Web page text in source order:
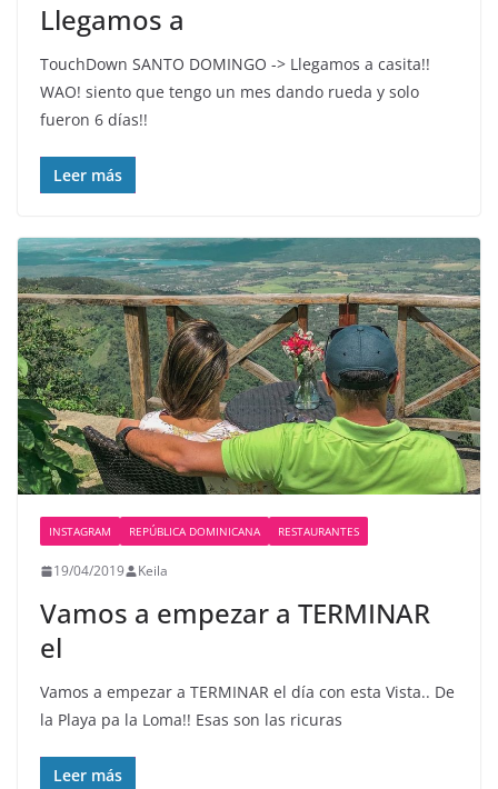
Llegamos a
TouchDown SANTO DOMINGO️ -> Llegamos a casita!!
WAO! siento que tengo un mes dando rueda y solo
fueron 6 días!!
Leer más
INSTAGRAM REPÚBLICA DOMINICANA RESTAURANTES
19/04/2019 Keila
Vamos a empezar a TERMINAR
el
Vamos a empezar a TERMINAR el día con esta Vista.. De
la Playa pa la Loma!! Esas son las ricuras
Leer más